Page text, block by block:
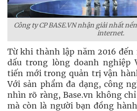
Công ty CP BASE.VN nhận giải nhất
internet.
Từ khi thành lập năm 2016 đến
dấu trong lòng doanh nghiệp
tiến mới trong quản trị vận
Với sản phẩm đa dạng, công
nhìn rõ ràng, Base.vn không
mà còn là người bạn đồng